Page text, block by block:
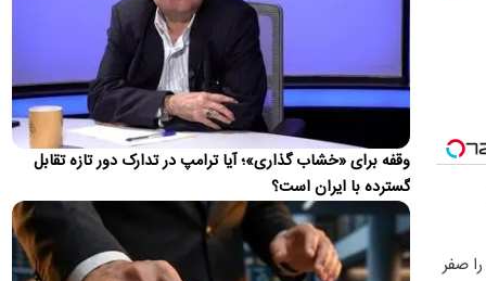
صفر
گلکسی A۵۷ در بازار موبایل ۱۰۶ میلیون تومان قیمت خورده است
قیمت محصولات ایران‌خودرو و سایپا امروز شنبه ۱۷
مرداد ۱۴۰۵
کف قیمت ارزان‌ترین سواری در بازار آزاد به یک میلیارد و ۲۱۵
میلیون تومان رسید
قسمت جدید اظهارات جنجالی محمدباقر خرازی؛ ما
قطعا با هندوها درگیر خواهیم شد!
باقر خرازی مدعی شد: به‌زودی خواهید دید که اتفاقاتی رخ خواهد
داد و ما قطعاً با هندوها درگیر خواهیم شد؛ چراکه میان…
وقفه برای «خشاب گذاری»؛ آیا ترامپ در تدارک دور تازه تقابل
گسترده با ایران است؟